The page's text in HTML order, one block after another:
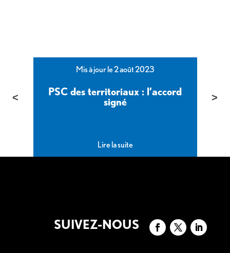
Mis à jour le 2 août 2023
PSC des territoriaux : l’accord
signé
Lire la suite
SUIVEZ-NOUS